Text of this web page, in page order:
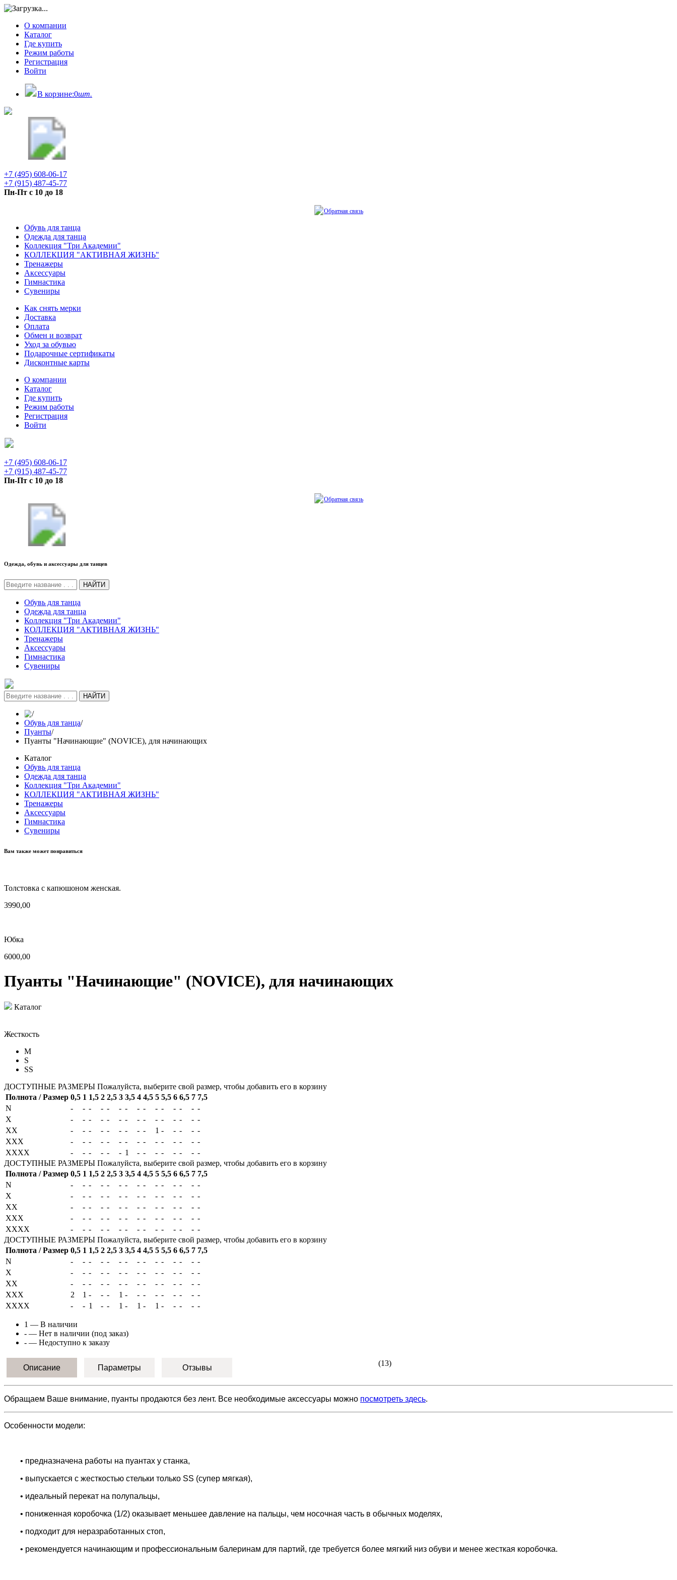
О компании
Каталог
Где купить
Режим работы
Регистрация
Войти
В корзине:0шт.
+7 (495) 608-06-17
+7 (915) 487-45-77
Пн-Пт с 10 до 18
Обратная связь
Обувь для танца
Одежда для танца
Коллекция "Три Академии"
КОЛЛЕКЦИЯ "АКТИВНАЯ ЖИЗНЬ"
Тренажеры
Аксессуары
Гимнастика
Сувениры
Как снять мерки
Доставка
Оплата
Обмен и возврат
Уход за обувью
Подарочные сертификаты
Дисконтные карты
О компании
Каталог
Где купить
Режим работы
Регистрация
Войти
+7 (495) 608-06-17
+7 (915) 487-45-77
Пн-Пт с 10 до 18
Обратная связь
Одежда, обувь и аксессуары для танцев
НАЙТИ
Обувь для танца
Одежда для танца
Коллекция "Три Академии"
КОЛЛЕКЦИЯ "АКТИВНАЯ ЖИЗНЬ"
Тренажеры
Аксессуары
Гимнастика
Сувениры
НАЙТИ
/
Обувь для танца/
Пуанты/
Пуанты "Начинающие" (NOVICE), для начинающих
Каталог
Обувь для танца
Одежда для танца
Коллекция "Три Академии"
КОЛЛЕКЦИЯ "АКТИВНАЯ ЖИЗНЬ"
Тренажеры
Аксессуары
Гимнастика
Сувениры
Вам также может понравиться
Толстовка с капюшоном женская.
3990,00
Юбка
6000,00
Пуанты "Начинающие" (NOVICE), для начинающих
Каталог
Жесткость
M
S
SS
ДОСТУПНЫЕ РАЗМЕРЫ Пожалуйста, выберите свой размер, чтобы добавить его в корзину
Полнота / Размер 0,5 1 1,5 2 2,5 3 3,5 4 4,5 5 5,5 6 6,5 7 7,5
N
- - - - - - - - - - - - - - -
X
- - - - - - - - - - - - - - -
XX
- - - - - - - - - 1 - - - - -
XXX
- - - - - - - - - - - - - - -
XXXX
- - - - - - 1 - - - - - - - -
ДОСТУПНЫЕ РАЗМЕРЫ Пожалуйста, выберите свой размер, чтобы добавить его в корзину
Полнота / Размер 0,5 1 1,5 2 2,5 3 3,5 4 4,5 5 5,5 6 6,5 7 7,5
N
- - - - - - - - - - - - - - -
X
- - - - - - - - - - - - - - -
XX
- - - - - - - - - - - - - - -
XXX
- - - - - - - - - - - - - - -
XXXX
- - - - - - - - - - - - - - -
ДОСТУПНЫЕ РАЗМЕРЫ Пожалуйста, выберите свой размер, чтобы добавить его в корзину
Полнота / Размер 0,5 1 1,5 2 2,5 3 3,5 4 4,5 5 5,5 6 6,5 7 7,5
N
- - - - - - - - - - - - - - -
X
- - - - - - - - - - - - - - -
XX
- - - - - - - - - - - - - - -
XXX
2 1 - - - 1 - - - - - - - - -
XXXX
- - 1 - - 1 - 1 - 1 - - - - -
1 — В наличии
- — Нет в наличии (под заказ)
- — Недоступно к заказу
(13)
Описание Параметры Отзывы
Обращаем Ваше внимание, пуанты продаются без лент. Все необходимые аксессуары можно посмотреть здесь.
Особенности модели:
• предназначена работы на пуантах у станка,
• выпускается с жесткостью стельки только SS (супер мягкая),
• идеальный перекат на полупальцы,
• пониженная коробочка (1/2) оказывает меньшее давление на пальцы, чем носочная часть в обычных моделях,
• подходит для неразработанных стоп,
• рекомендуется начинающим и профессиональным балеринам для партий, где требуется более мягкий низ обуви и менее жесткая коробочка.